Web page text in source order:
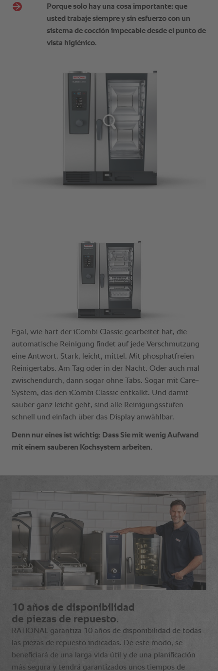
Porque solo hay una cosa importante: que
usted trabaje siempre y sin esfuerzo con un
sistema de cocción impecable desde el punto de
vista higiénico.